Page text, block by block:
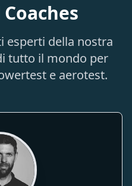
esperti della nostra
tutto il mondo per
e aerotest.